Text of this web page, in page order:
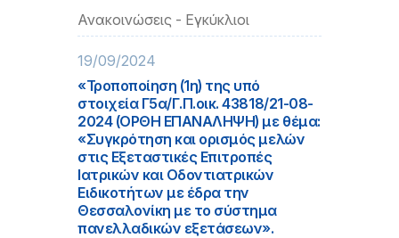
Ανακοινώσεις - Εγκύκλιοι
19/09/2024
«Τροποποίηση (1η) της υπό
στοιχεία Γ5α/Γ.Π.οικ. 43818/21-08-
2024 (ΟΡΘΗ ΕΠΑΝΑΛΗΨΗ) με θέμα:
«Συγκρότηση και ορισμός μελών
στις Εξεταστικές Επιτροπές
Ιατρικών και Οδοντιατρικών
Ειδικοτήτων με έδρα την
Θεσσαλονίκη με το σύστημα
πανελλαδικών εξετάσεων».